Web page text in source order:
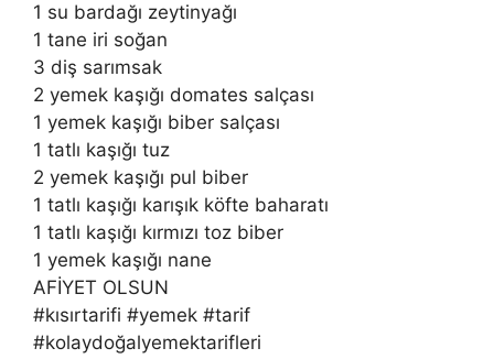
1 su bardağı zeytinyağı
1 tane iri soğan
3 diş sarımsak
2 yemek kaşığı domates salçası
1 yemek kaşığı biber salçası
1 tatlı kaşığı tuz
2 yemek kaşığı pul biber
1 tatlı kaşığı karışık köfte baharatı
1 tatlı kaşığı kırmızı toz biber
1 yemek kaşığı nane
AFİYET OLSUN
#kısırtarifi #yemek #tarif
#kolaydoğalyemektarifleri